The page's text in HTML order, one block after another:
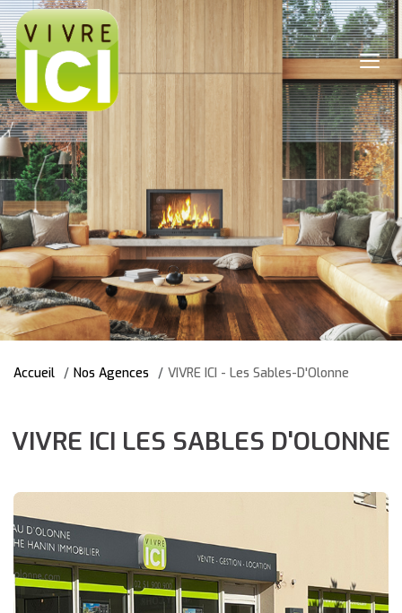
Accueil Nos Agences VIVRE ICI - Les Sables-D'Olonne
VIVRE ICI LES SABLES D'OLONNE